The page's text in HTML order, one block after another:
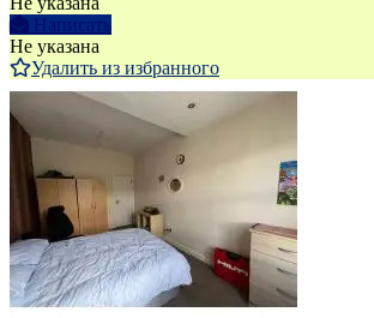
Написать
Не указана
Удалить из избранного